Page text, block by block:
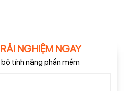
NGHIỆM NGAY
tính năng phần mềm